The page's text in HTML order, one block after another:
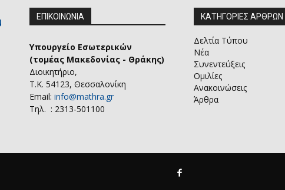
ΕΠΙΚΟΙΝΩΝΙΑ
Υπουργείο Εσωτερικών
(τομέας Μακεδονίας - Θράκης)
Διοικητήριο,
Τ.Κ. 54123, Θεσσαλονίκη
Email: info@mathra.gr
Τηλ. : 2313-501100
ΚΑΤΗΓΟΡΙΕΣ ΑΡΘΡΩΝ
Δελτία Τύπου
Νέα
Συνεντεύξεις
Ομιλίες
Ανακοινώσεις
Άρθρα